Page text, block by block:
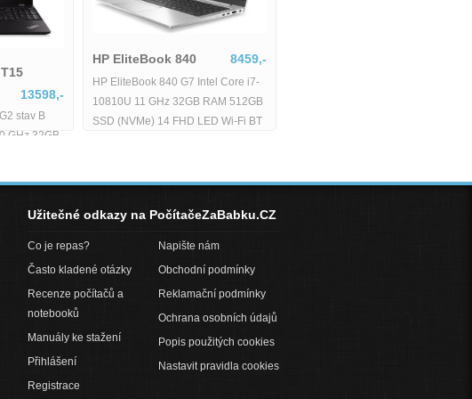
21808,-
13598,-
Lenovo ThinkPad T15 G2 stav B
Užitečné odkazy na PočítačeZaBabku.CZ
Co je repas?
Často kladené otázky
Recenze počítačů a
notebooků
Manuály ke stažení
Přihlášení
Registrace
Napište nám
Obchodní podmínky
Reklamační podmínky
Ochrana osobních údajů
Popis použitých cookies
Nastavit pravidla cookies